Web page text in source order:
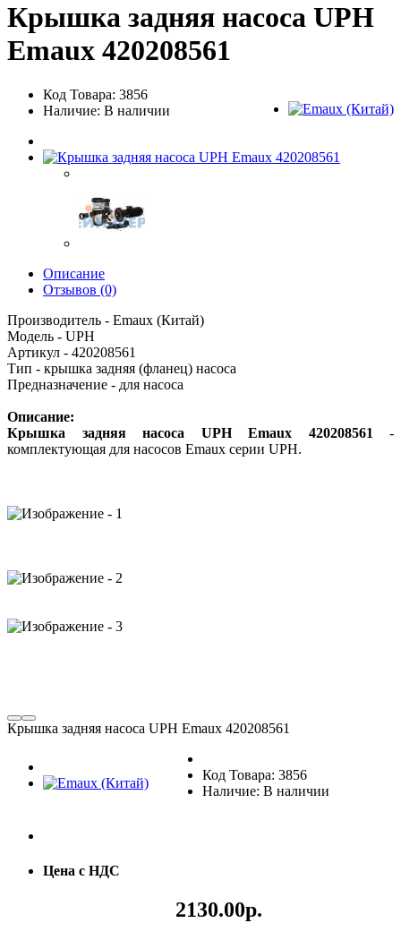
Крышка задняя насоса UPH
Emaux 420208561
Код Товара: 3856
Наличие: В наличии
Описание
Отзывов (0)
Производитель - Emaux (Китай)
Модель - UPH
Артикул - 420208561
Тип - крышка задняя (фланец) насоса
Предназначение - для насоса
Описание:
Крышка задняя насоса UPH Emaux 420208561 -
комплектующая для насосов Emaux серии UPH.
Крышка задняя насоса UPH Emaux 420208561
Код Товара: 3856
Наличие: В наличии
Цена с НДС
2130.00р.